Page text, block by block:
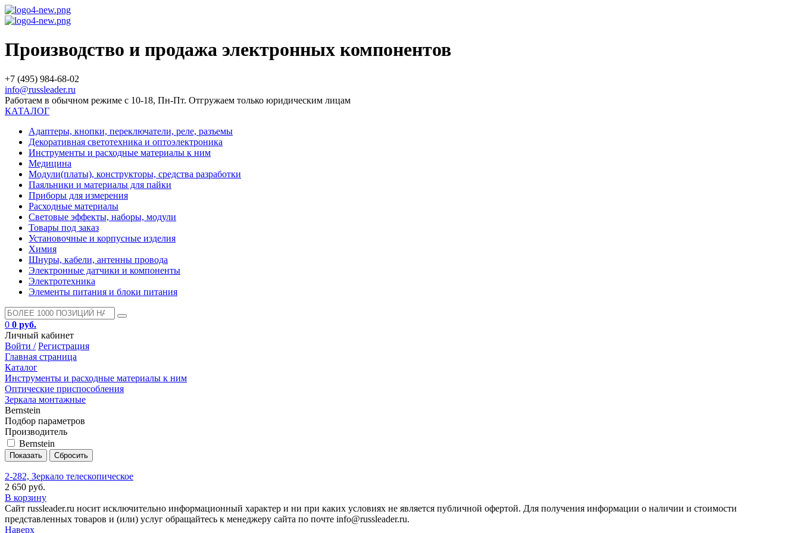
Производство и продажа электронных компонентов
+7 (495) 984-68-02
info@russleader.ru
Работаем в обычном режиме с 10-18, Пн-Пт. Отгружаем только юридическим лицам
КАТАЛОГ
Адаптеры, кнопки, переключатели, реле, разъемы
Декоративная светотехника и оптоэлектроника
Инструменты и расходные материалы к ним
Медицина
Модули(платы), конструкторы, средства разработки
Паяльники и материалы для пайки
Приборы для измерения
Расходные материалы
Световые эффекты, наборы, модули
Товары под заказ
Установочные и корпусные изделия
Химия
Шнуры, кабели, антенны провода
Электронные датчики и компоненты
Электротехника
Элементы питания и блоки питания
0 0 руб.
Личный кабинет
Войти / Регистрация
Главная страница
Каталог
Инструменты и расходные материалы к ним
Оптические приспособления
Зеркала монтажные
Bernstein
Подбор параметров
Производитель
Bernstein
2-282, Зеркало телескопическое
2 650 руб.
В корзину
Сайт russleader.ru носит исключительно информационный характер и ни при каких условиях не является публичной офертой. Для получения информации о наличии и стоимости
представленных товаров и (или) услуг обращайтесь к менеджеру сайта по почте info@russleader.ru.
Наверх